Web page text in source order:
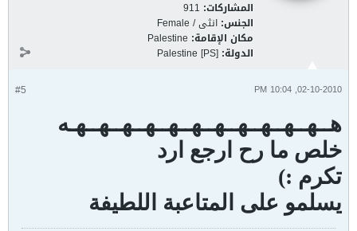
المشاركات: 911
الجنس: انثى / Female
مكان الإقامة: Palestine
الدولة: Palestine [PS]
#5 02-10-2010, 10:04 PM
هــهــهــهــهــهــهــهــهــهــهــهـه
خلص ما رح ارجع ارد
تكرم :)
يسلمو على المتاعبة اللطيفة